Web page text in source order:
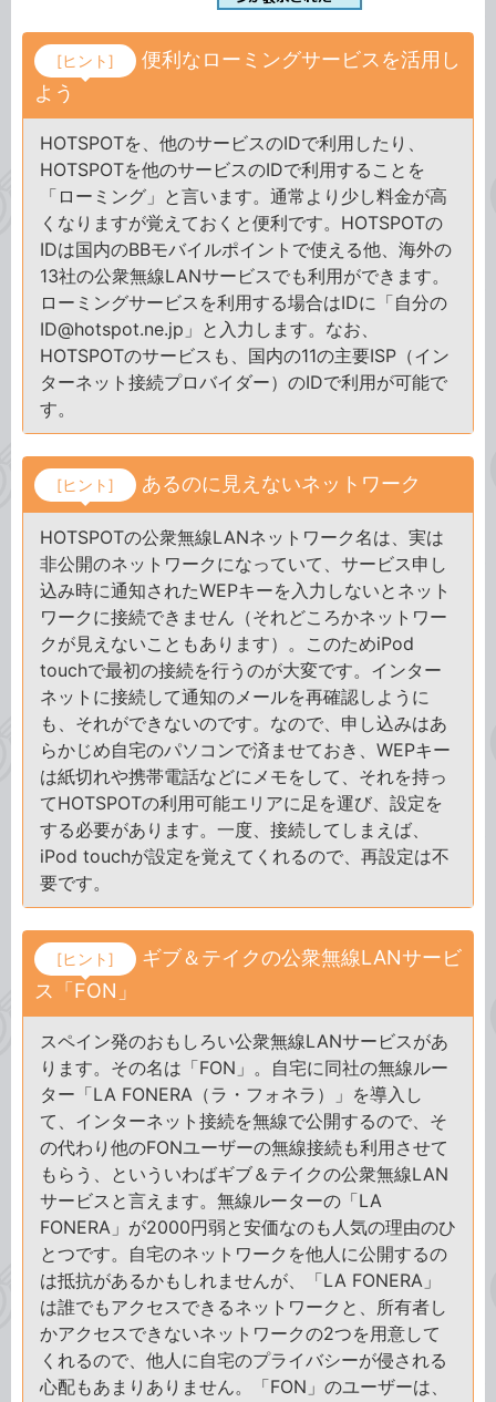
[ヒント]
便利なローミングサービスを活用し
よう
HOTSPOTを、他のサービスのIDで利用したり、
HOTSPOTを他のサービスのIDで利用することを
「ローミング」と言います。通常より少し料金が高
くなりますが覚えておくと便利です。HOTSPOTの
IDは国内のBBモバイルポイントで使える他、海外の
13社の公衆無線LANサービスでも利用ができます。
ローミングサービスを利用する場合はIDに「自分の
ID@hotspot.ne.jp」と入力します。なお、
HOTSPOTのサービスも、国内の11の主要ISP（イン
ターネット接続プロバイダー）のIDで利用が可能で
す。
[ヒント] あるのに見えないネットワーク
HOTSPOTの公衆無線LANネットワーク名は、実は
非公開のネットワークになっていて、サービス申し
込み時に通知されたWEPキーを入力しないとネット
ワークに接続できません（それどころかネットワー
クが見えないこともあります）。このためiPod
touchで最初の接続を行うのが大変です。インター
ネットに接続して通知のメールを再確認しように
も、それができないのです。なので、申し込みはあ
らかじめ自宅のパソコンで済ませておき、WEPキー
は紙切れや携帯電話などにメモをして、それを持っ
てHOTSPOTの利用可能エリアに足を運び、設定を
する必要があります。一度、接続してしまえば、
iPod touchが設定を覚えてくれるので、再設定は不
要です。
[ヒント]
ギブ＆テイクの公衆無線LANサービ
ス「FON」
スペイン発のおもしろい公衆無線LANサービスがあ
ります。その名は「FON」。自宅に同社の無線ルー
ター「LA FONERA（ラ・フォネラ）」を導入し
て、インターネット接続を無線で公開するので、そ
の代わり他のFONユーザーの無線接続も利用させて
もらう、といういわばギブ＆テイクの公衆無線LAN
サービスと言えます。無線ルーターの「LA
FONERA」が2000円弱と安価なのも人気の理由のひ
とつです。自宅のネットワークを他人に公開するの
は抵抗があるかもしれませんが、「LA FONERA」
は誰でもアクセスできるネットワークと、所有者し
かアクセスできないネットワークの2つを用意して
くれるので、他人に自宅のプライバシーが侵される
心配もあまりありません。「FON」のユーザーは、